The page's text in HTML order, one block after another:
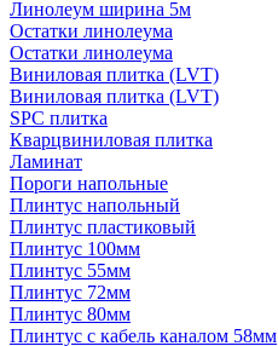
Линолеум ширина 5м
Остатки линолеума
Остатки линолеума
Виниловая плитка (LVT)
Виниловая плитка (LVT)
SPC плитка
Кварцвиниловая плитка
Ламинат
Пороги напольные
Плинтус напольный
Плинтус пластиковый
Плинтус 100мм
Плинтус 55мм
Плинтус 72мм
Плинтус 80мм
Плинтус с кабель каналом 58мм